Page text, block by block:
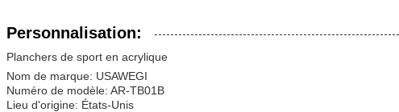
Personnalisation:
Planchers de sport en acrylique
Nom de marque: USAWEGI
Numéro de modèle: AR-TB01B
Lieu d'origine: États-Unis